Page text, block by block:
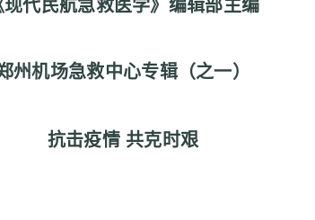
现代民航急救医学》编辑部主编
州机场急救中心专辑（之一）
抗击疫情 共克时艰